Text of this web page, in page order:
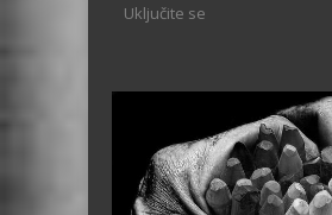
Uključite se